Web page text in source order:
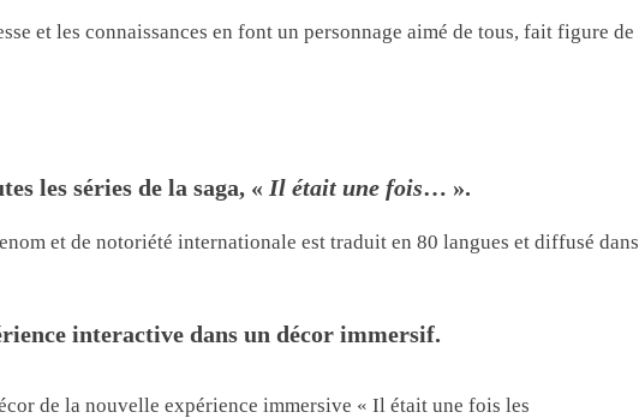
et les connaissances en font un personnage aimé de tous, fait figure de
les séries de la saga, « Il était une fois… ».
et de notoriété internationale est traduit en 80 langues et diffusé dans
interactive dans un décor immersif.
de la nouvelle expérience immersive « Il était une fois les